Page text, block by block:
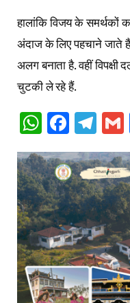
हालांकि विजय के समर्थकों
अंदाज के लिए पहचाने जाते
अलग बनाता है. वहीं
चुटकी ले रहे हैं.